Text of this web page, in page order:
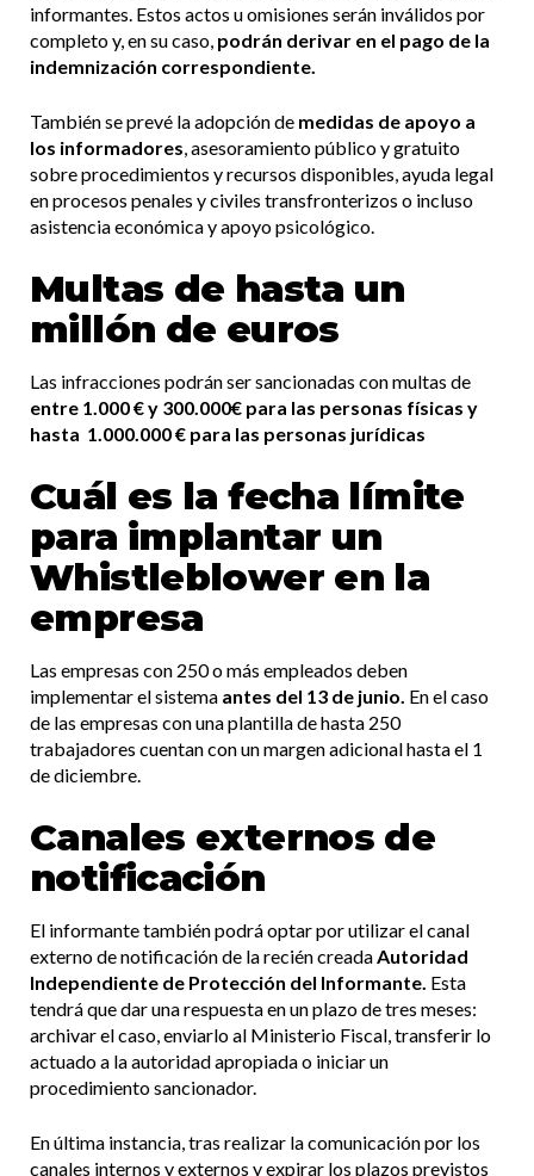
informantes. Estos actos u omisiones serán inválidos por
completo y, en su caso, podrán derivar en el pago de la
indemnización correspondiente.
También se prevé la adopción de medidas de apoyo a
los informadores, asesoramiento público y gratuito
sobre procedimientos y recursos disponibles, ayuda legal
en procesos penales y civiles transfronterizos o incluso
asistencia económica y apoyo psicológico.
Multas de hasta un
millón de euros
Las infracciones podrán ser sancionadas con multas de
entre 1.000 € y 300.000€ para las personas físicas y
hasta 1.000.000 € para las personas jurídicas
Cuál es la fecha límite
para implantar un
Whistleblower en la
empresa
Las empresas con 250 o más empleados deben
implementar el sistema antes del 13 de junio. En el caso
de las empresas con una plantilla de hasta 250
trabajadores cuentan con un margen adicional hasta el 1
de diciembre.
Canales externos de
notificación
El informante también podrá optar por utilizar el canal
externo de notificación de la recién creadaAutoridad
Independiente de Protección del Informante. Esta
tendrá que dar una respuesta en un plazo de tres meses:
archivar el caso, enviarlo al Ministerio Fiscal, transferir lo
actuado a la autoridad apropiada o iniciar un
procedimiento sancionador.
En última instancia, tras realizar la comunicación por los
canales internos y externos y expirar los plazos previstos